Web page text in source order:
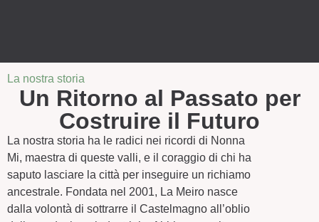
La nostra storia
Un Ritorno al Passato per
Costruire il Futuro
La nostra storia ha le radici nei ricordi di Nonna
Mi, maestra di queste valli, e il coraggio di chi ha
saputo lasciare la città per inseguire un richiamo
ancestrale. Fondata nel 2001, La Meiro nasce
dalla volontà di sottrarre il Castelmagno all’oblio